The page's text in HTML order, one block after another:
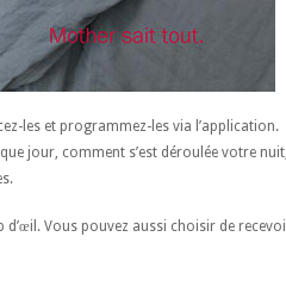
les et programmez-les via l’application.
jour, comment s’est déroulée votre
Vous pouvez aussi choisir de